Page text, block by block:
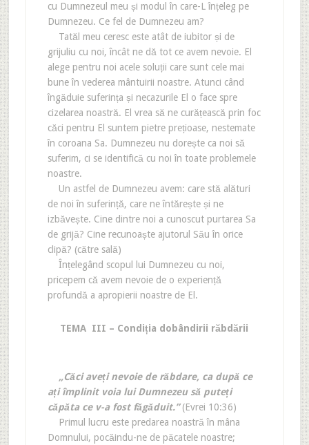
cu Dumnezeul meu și modul în care-L înțeleg pe
Dumnezeu. Ce fel de Dumnezeu am?
Tatăl meu ceresc este atât de iubitor și de
grijuliu cu noi, încât ne dă tot ce avem nevoie. El
alege pentru noi acele soluții care sunt cele mai
bune în vederea mântuirii noastre. Atunci când
îngăduie suferința și necazurile El o face spre
cizelarea noastră. El vrea să ne curățească prin foc
căci pentru El suntem pietre prețioase, nestemate
în coroana Sa. Dumnezeu nu dorește ca noi să
suferim, ci se identifică cu noi în toate problemele
noastre.
Un astfel de Dumnezeu avem: care stă alături
de noi în suferință, care ne întărește și ne
izbăvește. Cine dintre noi a cunoscut purtarea Sa
de grijă? Cine recunoaște ajutorul Său în orice
clipă? (către sală)
Înțelegând scopul lui Dumnezeu cu noi,
pricepem că avem nevoie de o experiență
profundă a apropierii noastre de El.
TEMA III – Condiția dobândirii răbdării
„Căci aveți nevoie de răbdare, ca după ce
ați împlinit voia lui Dumnezeu să puteți
căpăta ce v-a fost făgăduit.”(Evrei 10:36)
Primul lucru este predarea noastră în mâna
Domnului, pocăindu-ne de păcatele noastre;